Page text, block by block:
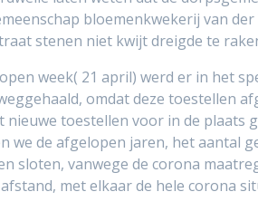
bloemenkwekerij van
stenen niet kwijt dreigde te
week( 21 april) werd er in het
omdat deze toestellen
nieuwe toestellen voor in de plaats
we de afgelopen jaren, het aantal
sloten, vanwege de corona
met elkaar de hele corona